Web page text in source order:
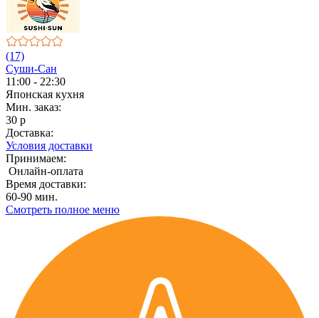
(17)
Суши-Сан
11:00 - 22:30
Японская кухня
Мин. заказ:
30 р
Доставка:
Условия доставки
Принимаем:
Онлайн-оплата
Время доставки:
60-90 мин.
Смотреть полное меню